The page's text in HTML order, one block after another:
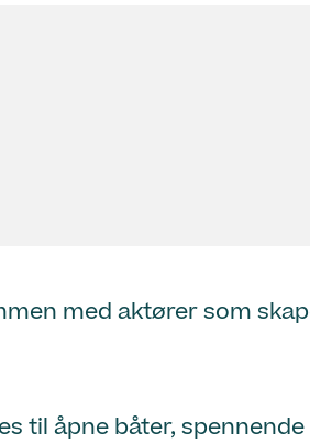
med aktører som
til åpne båter,